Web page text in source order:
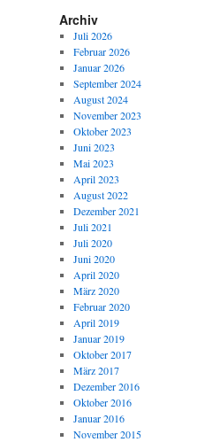
Archiv
Juli 2026
Februar 2026
Januar 2026
September 2024
August 2024
November 2023
Oktober 2023
Juni 2023
Mai 2023
April 2023
August 2022
Dezember 2021
Juli 2021
Juli 2020
Juni 2020
April 2020
März 2020
Februar 2020
April 2019
Januar 2019
Oktober 2017
März 2017
Dezember 2016
Oktober 2016
Januar 2016
November 2015